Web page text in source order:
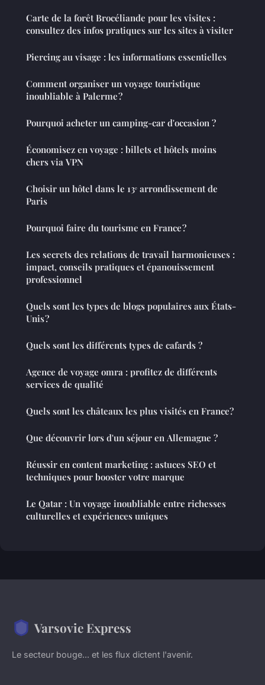
Carte de la forêt Brocéliande pour les visites :
consultez des infos pratiques sur les sites à visiter
Piercing au visage : les informations essentielles
Comment organiser un voyage touristique
inoubliable à Palerme ?
Pourquoi acheter un camping-car d'occasion ?
Économisez en voyage : billets et hôtels moins
chers via VPN
Choisir un hôtel dans le 13ᵉ arrondissement de
Paris
Pourquoi faire du tourisme en France ?
Les secrets des relations de travail harmonieuses :
impact, conseils pratiques et épanouissement
professionnel
Quels sont les types de blogs populaires aux États-
Unis ?
Quels sont les différents types de cafards ?
Agence de voyage omra : profitez de différents
services de qualité
Quels sont les châteaux les plus visités en France?
Que découvrir lors d'un séjour en Allemagne ?
Réussir en content marketing : astuces SEO et
techniques pour booster votre marque
Le Qatar : Un voyage inoubliable entre richesses
culturelles et expériences uniques
Varsovie Express
Le secteur bouge... et les flux dictent l'avenir.